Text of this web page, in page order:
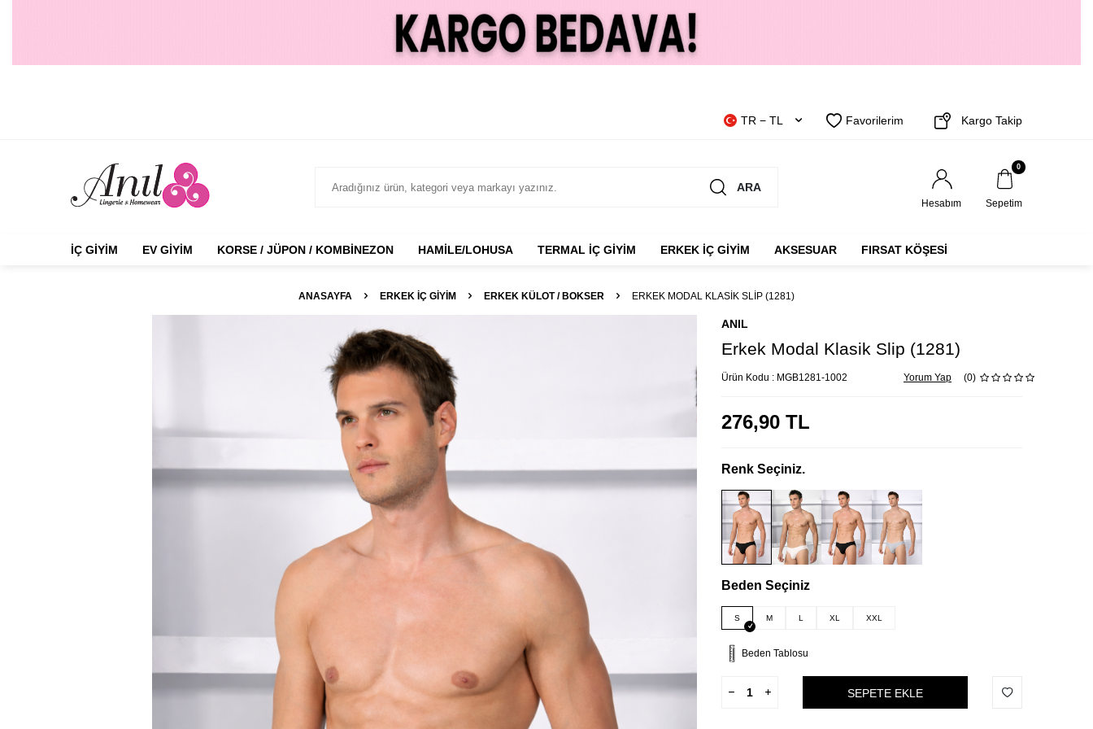
TR − TL Favorilerim Kargo Takip
ARA
Hesabım
0
Sepetim
İÇ GIYIM EV GIYIM KORSE / JÜPON / KOMBINEZON HAMILE/LOHUSA TERMAL İÇ GIYIM ERKEK İÇ GIYIM AKSESUAR FIRSAT KÖŞESİ
ANASAYFA ERKEK İÇ GIYIM ERKEK KÜLOT / BOKSER ERKEK MODAL KLASIK SLIP (1281)
ANIL
Erkek Modal Klasik Slip (1281)
Ürün Kodu : MGB1281-1002 Yorum Yap (0)
276,90 TL
Renk Seçiniz.
Beden Seçiniz
S M L XL XXL
Beden Tablosu
SEPETE EKLE